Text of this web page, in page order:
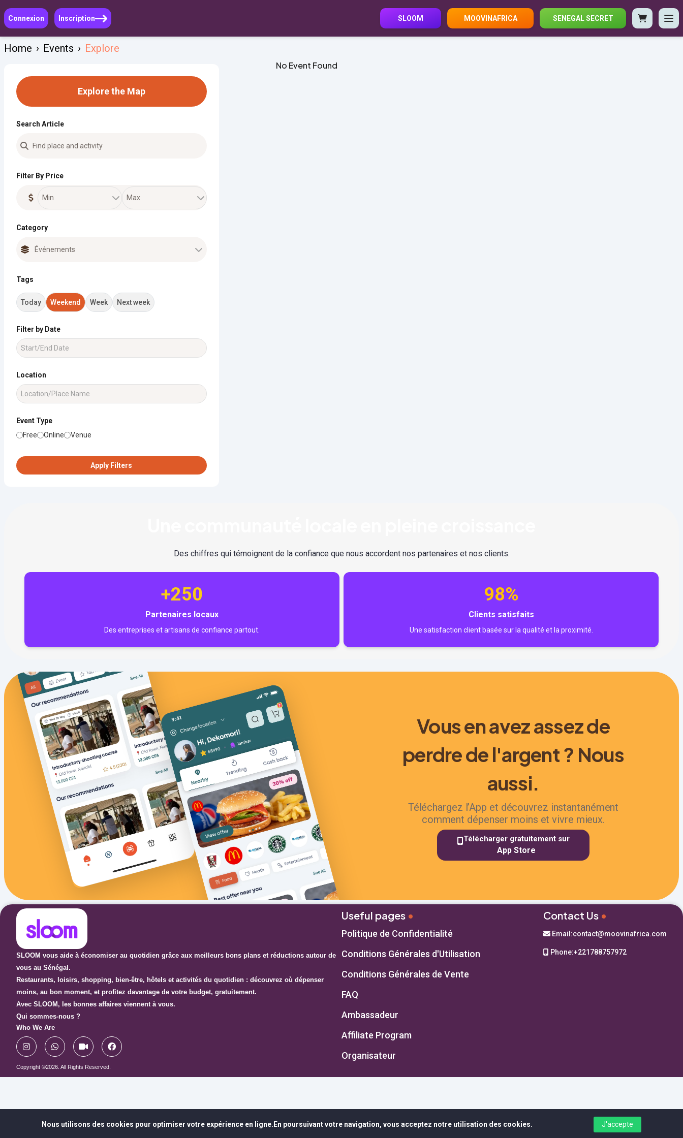
Connexion Inscription SLOOM MOOVINAFRICA SENEGAL SECRET
Home › Events › Explore
Explore the Map
Search Article
Filter By Price
Category
Tags
Today Weekend Week Next week
Filter by Date
Location
Event Type
Free
Online Venue
Apply Filters
No Event Found
Des chiffres qui témoignent de la confiance que nous accordent nos partenaires et nos clients.
+250
Partenaires locaux
Des entreprises et artisans de confiance partout.
98%
Clients satisfaits
Une satisfaction client basée sur la qualité et la proximité.
Vous en avez assez de
perdre de l'argent ? Nous
aussi.
Téléchargez l’App et découvrez instantanément
comment dépenser moins et vivre mieux.
Télécharger gratuitement sur
App Store
SLOOM vous aide à économiser au quotidien grâce aux meilleurs bons plans et réductions autour de
vous au Sénégal.
Restaurants, loisirs, shopping, bien-être, hôtels et activités du quotidien : découvrez où dépenser
moins, au bon moment, et profitez davantage de votre budget, gratuitement.
Avec SLOOM, les bonnes affaires viennent à vous.
Qui sommes-nous ?
Who We Are
Copyright ©2026. All Rights Reserved.
Useful pages •
Politique de Confidentialité
Conditions Générales d'Utilisation
Conditions Générales de Vente
FAQ
Ambassadeur
Affiliate Program
Organisateur
Contact Us •
Email:contact@moovinafrica.com
Phone:+221788757972
Nous utilisons des cookies pour optimiser votre expérience en ligne.En poursuivant votre navigation, vous acceptez notre utilisation des cookies. J'accepte